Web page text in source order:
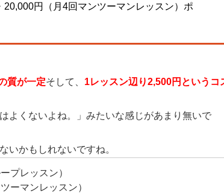
円（月4回マンツーマンレッスン）ポ
質が一定そして、 1レッスン辺り2,500円というコ
よくないよね。」みたいな感じがあまり無いで
いかもしれないですね。
プレッスン）
ーマンレッスン）